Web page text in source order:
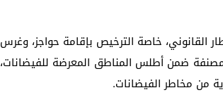
القانوني، خاصة الترخيص بإقامة حواجز، وغرس
ضمن أطلس المناطق المعرضة للفيضانات،
من مخاطر الفيضانات.